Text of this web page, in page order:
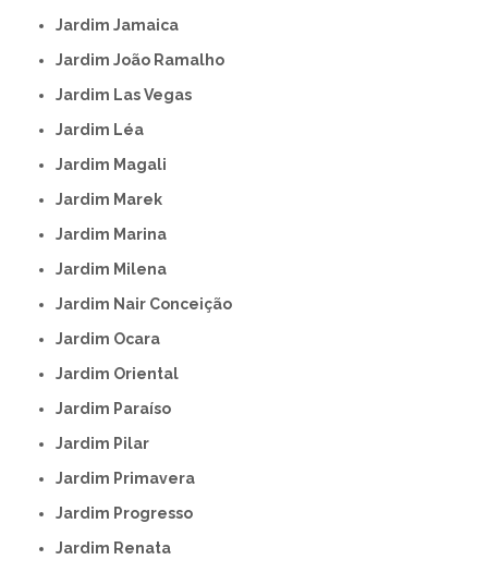
Jardim Jamaica
Jardim João Ramalho
Jardim Las Vegas
Jardim Léa
Jardim Magali
Jardim Marek
Jardim Marina
Jardim Milena
Jardim Nair Conceição
Jardim Ocara
Jardim Oriental
Jardim Paraíso
Jardim Pilar
Jardim Primavera
Jardim Progresso
Jardim Renata